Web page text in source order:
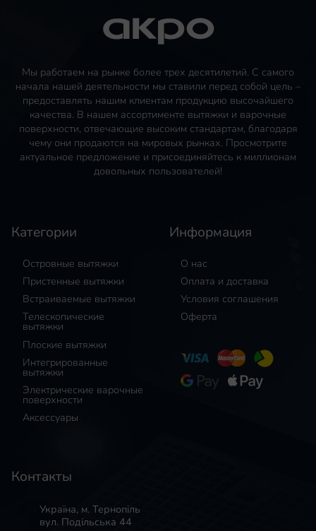
Мы работаем на рынке более трех десятилетий. С самого
начала нашей деятельности мы ставили перед собой цель –
предоставлять нашим клиентам продукцию высочайшего
качества. В нашем ассортименте вытяжки и варочные
поверхности, отвечающие высоким стандартам, благодаря
чему они продаются на мировых рынках. Просмотрите
актуальное предложение и присоединяйтесь к миллионам
довольных пользователей!
Категории
Островные вытяжки
Пристенные вытяжки
Встраиваемые вытяжки
Телескопические
вытяжки
Плоские вытяжки
Интегрированные
вытяжки
Электрические варочные
поверхности
Аксессуары
Информация
О нас
Оплата и доставка
Условия соглашения
Оферта
Контакты
Україна, м. Тернопіль
вул. Подільська 44